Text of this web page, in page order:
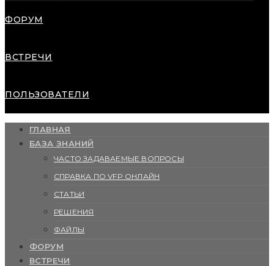
ФОРУМ
ВСТРЕЧИ
ПОЛЬЗОВАТЕЛИ
ГЛАВНАЯ
БАЗА ЗНАНИЙ
ЧАСТО ЗАДАВАЕМЫЕ ВОПРОСЫ
СПРАВКА ПО VFP ОНЛАЙН
СТАТЬИ
РЕШЕНИЯ
ФАЙЛЫ
ФОРУМ
ВСТРЕЧИ